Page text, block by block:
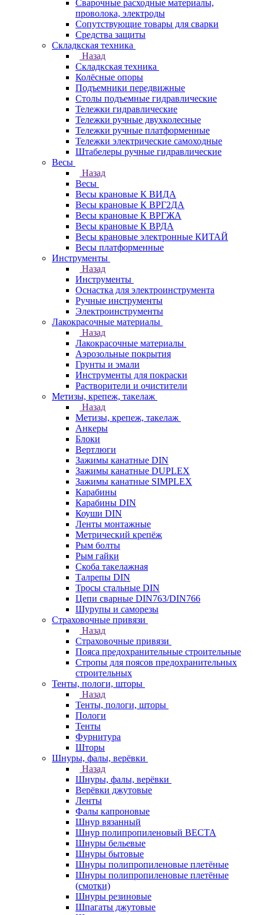
Сварочные расходные материалы,
проволока, электроды
Сопутствующие товары для сварки
Средства защиты
Складкская техника
Назад
Складкская техника
Колёсные опоры
Подъемники передвижные
Столы подъемные гидравлические
Тележки гидравлические
Тележки ручные двухколесные
Тележки ручные платформенные
Тележки электрические самоходные
Штабелеры ручные гидравлические
Весы
Назад
Весы
Весы крановые К ВИДА
Весы крановые К ВРГ2ДА
Весы крановые К ВРГЖА
Весы крановые К ВРДА
Весы крановые электронные КИТАЙ
Весы платформенные
Инструменты
Назад
Инструменты
Оснастка для электроинструмента
Ручные инструменты
Электроинструменты
Лакокрасочные материалы
Назад
Лакокрасочные материалы
Аэрозольные покрытия
Грунты и эмали
Инструменты для покраски
Растворители и очистители
Метизы, крепеж, такелаж
Назад
Метизы, крепеж, такелаж
Анкеры
Блоки
Вертлюги
Зажимы канатные DIN
Зажимы канатные DUPLEX
Зажимы канатные SIMPLEX
Карабины
Карабины DIN
Коуши DIN
Ленты монтажные
Метрический крепёж
Рым болты
Рым гайки
Скоба такелажная
Талрепы DIN
Тросы стальные DIN
Цепи сварные DIN763/DIN766
Шурупы и саморезы
Страховочные привязи
Назад
Страховочные привязи
Пояса предохранительные строительные
Стропы для поясов предохранительных
строительных
Тенты, пологи, шторы
Назад
Тенты, пологи, шторы
Пологи
Тенты
Фурнитура
Шторы
Шнуры, фалы, верёвки
Назад
Шнуры, фалы, верёвки
Верёвки джутовые
Ленты
Фалы капроновые
Шнур вязанный
Шнур полипропиленовый ВЕСТА
Шнуры бельевые
Шнуры бытовые
Шнуры полипропиленовые плетёные
Шнуры полипропиленовые плетёные
(смотки)
Шнуры резиновые
Шпагаты джутовые